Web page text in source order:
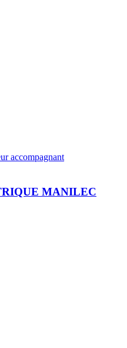
accompagnant
MANILEC